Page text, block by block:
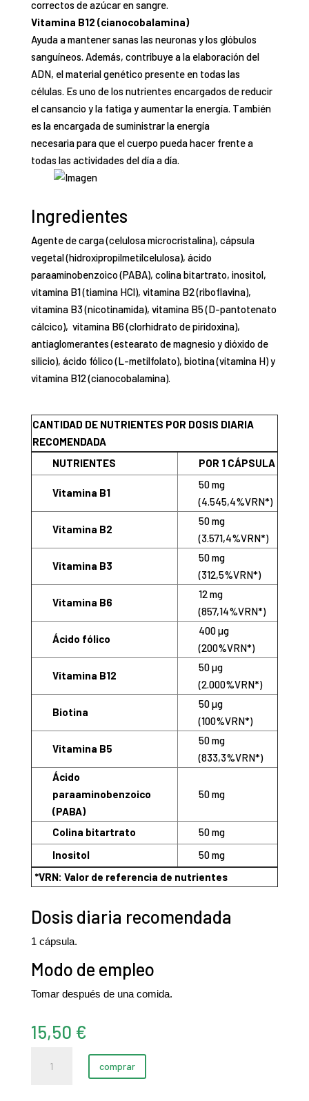
correctos de azúcar en sangre.
Vitamina B12 (cianocobalamina)
Ayuda amantener sanas las neuronas y los glóbulos
sanguíneos. Además, contribuye a la elaboración del
ADN, el material genético presente en todas las
células. Es uno de los nutrientes encargados dereducir
el cansancio y la fatiga y aumentar la energía. También
es la encargada de suministrar la energía
necesaria para que el cuerpo pueda hacer frente a
todas las actividades del día a día.
Ingredientes
Agente de carga (celulosa microcristalina), cápsula
vegetal (hidroxipropilmetilcelulosa), ácido
paraaminobenzoico (PABA), colina bitartrato, inositol,
vitamina B1 (tiamina HCl), vitamina B2 (riboflavina),
vitamina B3 (nicotinamida), vitamina B5 (D-pantotenato
cálcico), vitamina B6 (clorhidrato de piridoxina),
antiaglomerantes (estearato de magnesio y dióxido de
silicio), ácido fólico (L-metilfolato), biotina (vitamina H) y
vitamina B12 (cianocobalamina).
CANTIDAD DE NUTRIENTES POR DOSIS DIARIA
RECOMENDADA
NUTRIENTES
POR 1 CÁPSULA
Vitamina B1
50 mg
(4.545,4%VRN*)
Vitamina B2
50 mg
(3.571,4%VRN*)
Vitamina B3
50 mg
(312,5%VRN*)
Vitamina B6
12 mg
(857,14%VRN*)
Ácido fólico
400 µg
(200%VRN*)
Vitamina B12
50 µg
(2.000%VRN*)
Biotina
50 µg
(100%VRN*)
Vitamina B5
50 mg
(833,3%VRN*)
Ácido
paraaminobenzoico
(PABA)
50 mg
Colina bitartrato
50 mg
Inositol
50 mg
*VRN: Valor de referencia de nutrientes
Dosis diaria recomendada
1 cápsula.
Modo de empleo
Tomar después de una comida.
15,50 €
comprar